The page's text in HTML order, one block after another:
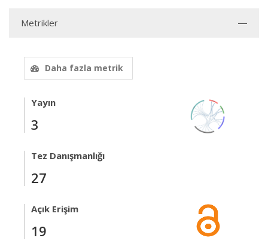
Metrikler
Daha fazla metrik
Yayın
3
Tez Danışmanlığı
27
Açık Erişim
19